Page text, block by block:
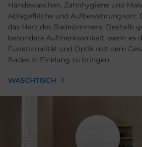
Händewaschen, Zahnhygiene und
Ablage­fläche und Aufbewahrungsort:
das Herz des Bade­zimmers. Deshalb
besondere Aufmerksam­keit, wenn es
Funktionalität und Optik mit dem
Bades in Ein­klang zu bringen.
WASCHTISCH